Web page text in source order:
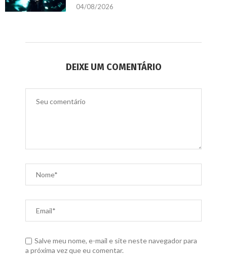
04/08/2026
DEIXE UM COMENTÁRIO
Salve meu nome, e-mail e site neste navegador para
a próxima vez que eu comentar.